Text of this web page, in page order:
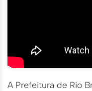
A Prefeitura de Rio